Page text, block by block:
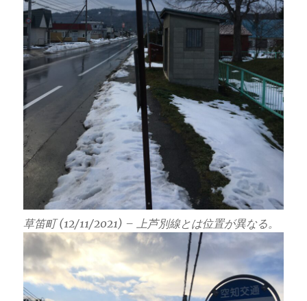
草笛町 (12/11/2021) – 上芦別線とは位置が異なる。